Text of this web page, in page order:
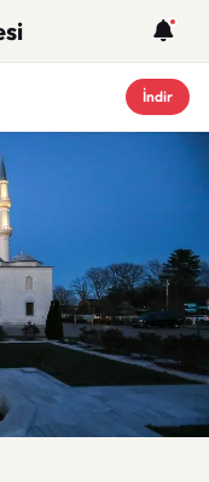
İndir